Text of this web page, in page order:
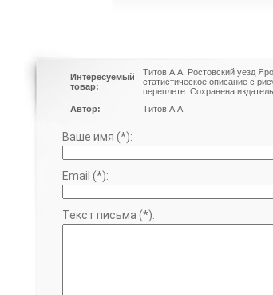
Интересуемый
товар:
Титов А.А. Ростовский уезд
статистическое описание с
переплете. Сохранена
Автор:
Титов А.А.
Ваше имя (*):
Email (*):
Текст письма (*):